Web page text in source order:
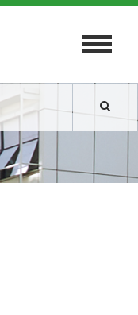
Toggle